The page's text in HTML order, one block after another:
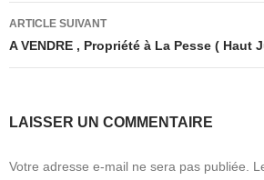
articles
ARTICLE SUIVANT
A VENDRE , Propriété à La Pesse ( Haut
LAISSER UN COMMENTAIRE
Votre adresse e-mail ne sera pas publiée.